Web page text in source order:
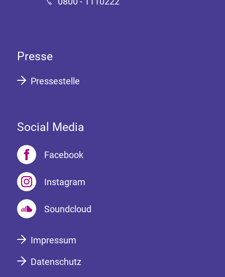
Presse
Pressestelle
Social Media
Facebook
Instagram
Soundcloud
Impressum
Datenschutz